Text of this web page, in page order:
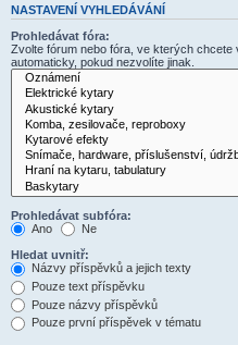
NASTAVENÍ VYHLEDÁVÁNÍ
Prohledávat fóra:
Zvolte fórum nebo fóra, ve kterých chcete
automaticky, pokud nezvolíte jinak.
Prohledávat subfóra:
Ano
Ne
Hledat uvnitř:
Názvy příspěvků a jejich texty
Pouze text příspěvku
Pouze názvy příspěvků
Pouze první příspěvek v tématu